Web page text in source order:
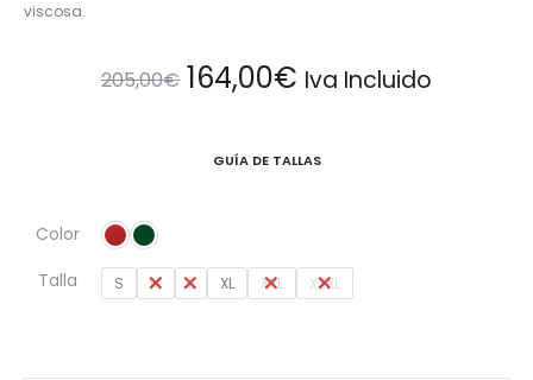
viscosa.
205,00€ El
205,00€.
164,00€ El
164,00€.
Iva Incluido
GUÍA DE TALLAS
Color
Talla
S M L XL XXL XXXL